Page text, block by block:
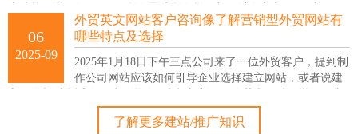
址能够自定义等
06
2025-09
外贸英文网站客户咨询像了解营销型外贸网站有
哪些特点及选择
2025年1月18日下午三点公司来了一位外贸客户，提到制
作公司网站应该如何引导企业选择建立网站，或者说建
容他们会设计，想咨询一下建站周期和费用等
了解更多建站/推广知识